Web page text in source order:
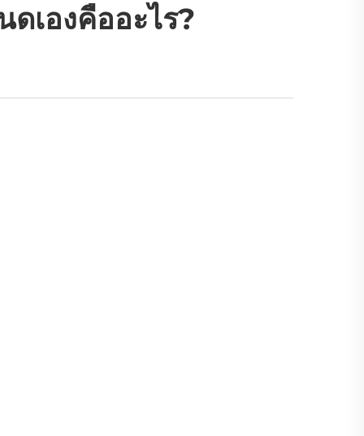
เองคืออะไร?